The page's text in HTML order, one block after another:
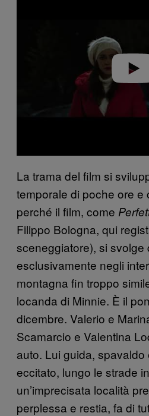
La trama del film si
temporale di poche ore e
perché il film, come
Filippo Bologna, qui
sceneggiatore), si svolge
esclusivamente negli
montagna fin troppo
locanda di Minnie. È il
dicembre. Valerio e
Scamarcio e Valentina
auto. Lui guida,
eccitato, lungo le strade
un’imprecisata località
perplessa e restia, fa di